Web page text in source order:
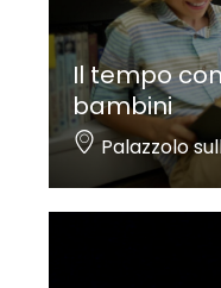
Il tempo
bambini
Palazzolo